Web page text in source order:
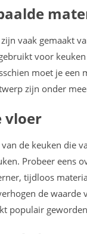
vaak gemaakt
voor
moet je een
zijn onder
vloer
de keuken die
Probeer eens
tijdloos
de
populair